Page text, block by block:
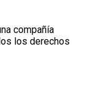
compañía
los derechos